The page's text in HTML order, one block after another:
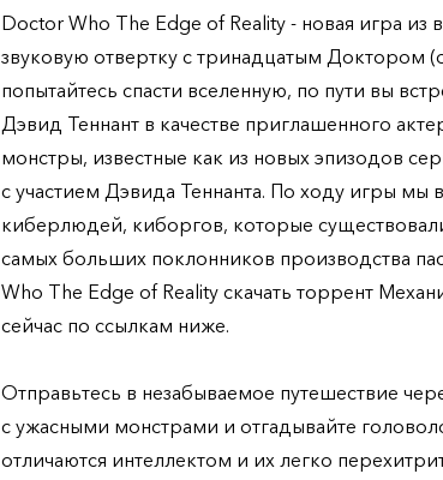
Doctor Who The Edge of Reality - новая игра из
звуковую отвертку с тринадцатым Доктором
попытайтесь спасти вселенную, по пути вы
Дэвид Теннант в качестве приглашенного
монстры, известные как из новых эпизодов
с участием Дэвида Теннанта. По ходу игры мы
киберлюдей, киборгов, которые
самых больших поклонников производства
Who The Edge of Reality скачать торрент
сейчас по ссылкам ниже.
Отправьтесь в незабываемое путешествие
с ужасными монстрами и отгадывайте
отличаются интеллектом и их легко